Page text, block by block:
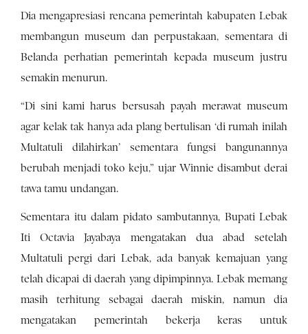
Dia mengapresiasi rencana pemerintah kabupaten Lebak
membangun museum dan perpustakaan, sementara di
Belanda perhatian pemerintah kepada museum justru
semakin menurun.
“Di sini kami harus bersusah payah merawat museum
agar kelak tak hanya ada plang bertulisan ‘di rumah inilah
Multatuli dilahirkan’ sementara fungsi bangunannya
berubah menjadi toko keju,” ujar Winnie disambut derai
tawa tamu undangan.
Sementara itu dalam pidato sambutannya, Bupati Lebak
Iti Octavia Jayabaya mengatakan dua abad setelah
Multatuli pergi dari Lebak, ada banyak kemajuan yang
telah dicapai di daerah yang dipimpinnya. Lebak memang
masih terhitung sebagai daerah miskin, namun dia
mengatakan pemerintah bekerja keras untuk